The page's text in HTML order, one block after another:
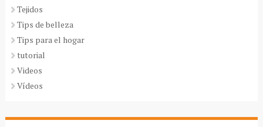
Tejidos
Tips de belleza
Tips para el hogar
tutorial
Videos
Vídeos